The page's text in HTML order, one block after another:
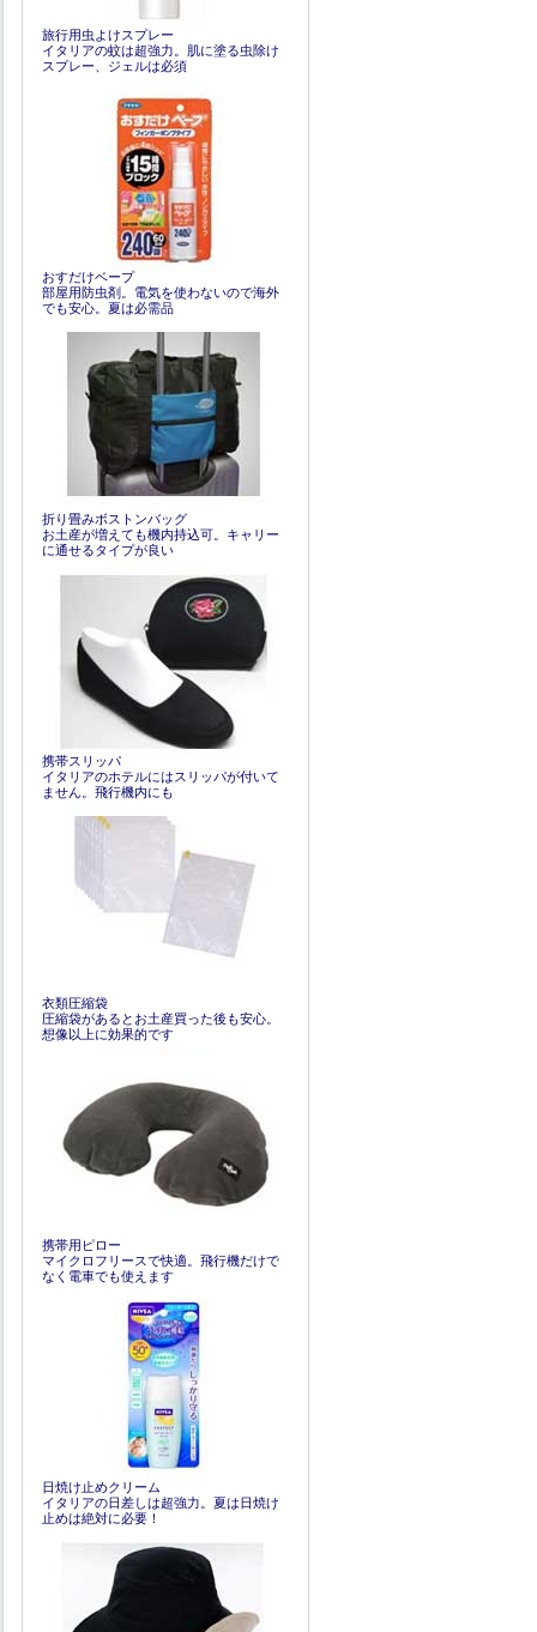
旅行用虫よけスプレー
イタリアの蚊は超強力。肌に塗る虫除け
スプレー、ジェルは必須
おすだけベープ
部屋用防虫剤。電気を使わないので海外
でも安心。夏は必需品
折り畳みボストンバッグ
お土産が増えても機内持込可。キャリー
に通せるタイプが良い
携帯スリッパ
イタリアのホテルにはスリッパが付いて
ません。飛行機内にも
衣類圧縮袋
圧縮袋があるとお土産買った後も安心。
想像以上に効果的です
携帯用ピロー
マイクロフリースで快適。飛行機だけで
なく電車でも使えます
日焼け止めクリーム
イタリアの日差しは超強力。夏は日焼け
止めは絶対に必要！